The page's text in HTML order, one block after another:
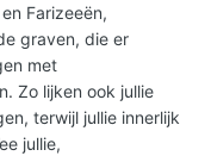
Farizeeën,
graven, die er
met
Zo lijken ook jullie
terwijl jullie innerlijk
jullie,